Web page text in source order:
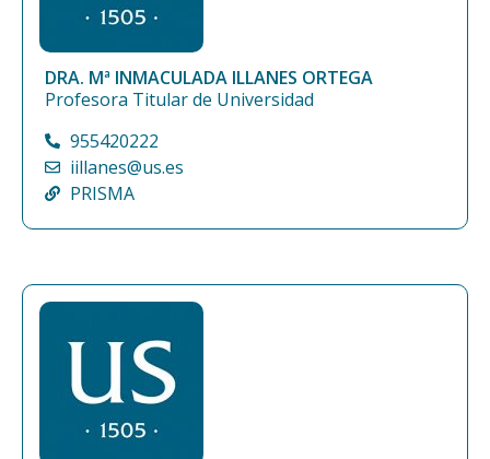
DRA. Mª INMACULADA ILLANES ORTEGA
Profesora Titular de Universidad
955420222
iillanes@us.es
PRISMA